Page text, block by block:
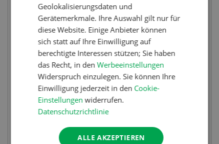
Wettbewerb
Fotorätsel 07-08/26
Gewinnen Sie eines von fünf LANDI
Taschenmessern
Geolokalisierungsdaten und
Gerätemerkmale. Ihre Auswahl gilt nur für
diese Website. Einige Anbieter können
sich statt auf Ihre Einwilligung auf
berechtigte Interessen stützen; Sie haben
das Recht, in denWerbeeinstellungen
Widerspruch einzulegen. Sie können Ihre
Einwilligung jederzeit in den Cookie-
Einstellungen widerrufen.
Datenschutzrichtlinie
ALLE AKZEPTIEREN